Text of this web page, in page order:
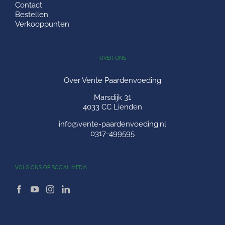
Contact
Bestellen
Verkooppunten
OVER ONS
Over Vente Paardenvoeding
Marsdijk 31
4033 CC Lienden
info@vente-paardenvoeding.nl
0317-499595
VOLG ONS OP SOCIAL MEDIA